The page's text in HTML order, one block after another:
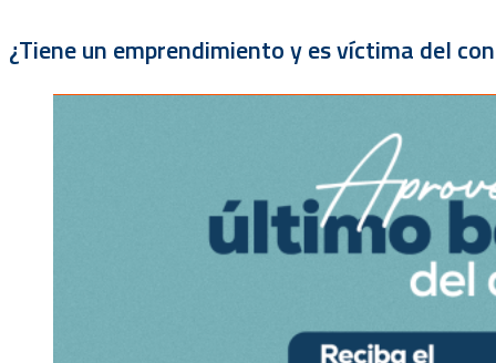
¿Tiene un emprendimiento y es víctima del